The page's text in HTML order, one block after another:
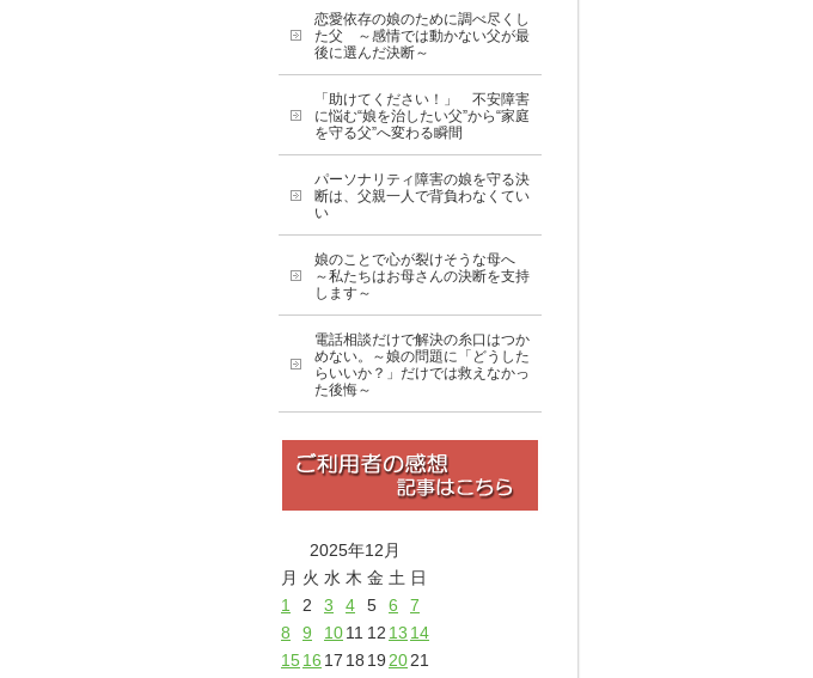
恋愛依存の娘のために調べ尽くし
た父 ～感情では動かない父が最
後に選んだ決断～
「助けてください！」 不安障害
に悩む“娘を治したい父”から“家庭
を守る父”へ変わる瞬間
パーソナリティ障害の娘を守る決
断は、父親一人で背負わなくてい
い
娘のことで心が裂けそうな母へ
～私たちはお母さんの決断を支持
します～
電話相談だけで解決の糸口はつか
めない。～娘の問題に「どうした
らいいか？」だけでは救えなかっ
た後悔～
2025年12月
月 火 水 木 金 土 日
1 2 3 4 5 6
7
8
9 1011 12 13 14
1516 17 18 19 2021